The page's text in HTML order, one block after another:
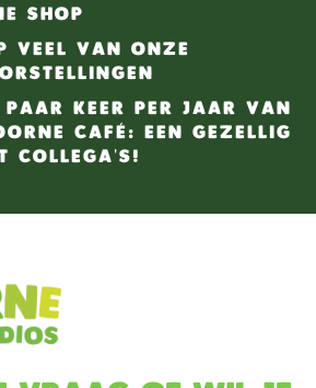
SHOP
VEEL VAN ONZE
PAAR KEER PER JAAR VAN
CAFÉ: EEN GEZELLIG
COLLEGA'S!